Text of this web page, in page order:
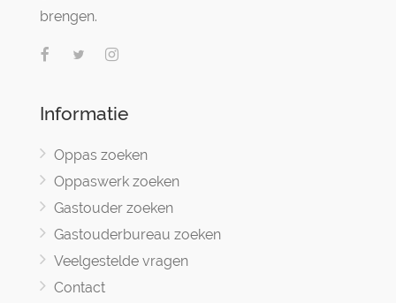
brengen.
Informatie
Oppas zoeken
Oppaswerk zoeken
Gastouder zoeken
Gastouderbureau zoeken
Veelgestelde vragen
Contact